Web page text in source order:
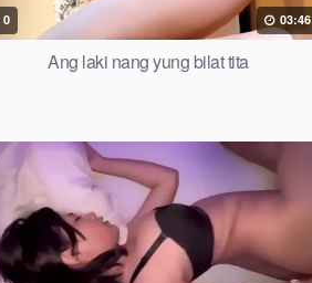
0 03:46
Ang laki nang yung bilat tita